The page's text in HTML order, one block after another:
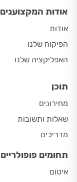
אודות המקצוענים
אודות
הפיקוח שלנו
האפליקציה שלנו
תוכן
מחירונים
שאלות ותשובות
מדריכים
תחומים פופולריים
איטום